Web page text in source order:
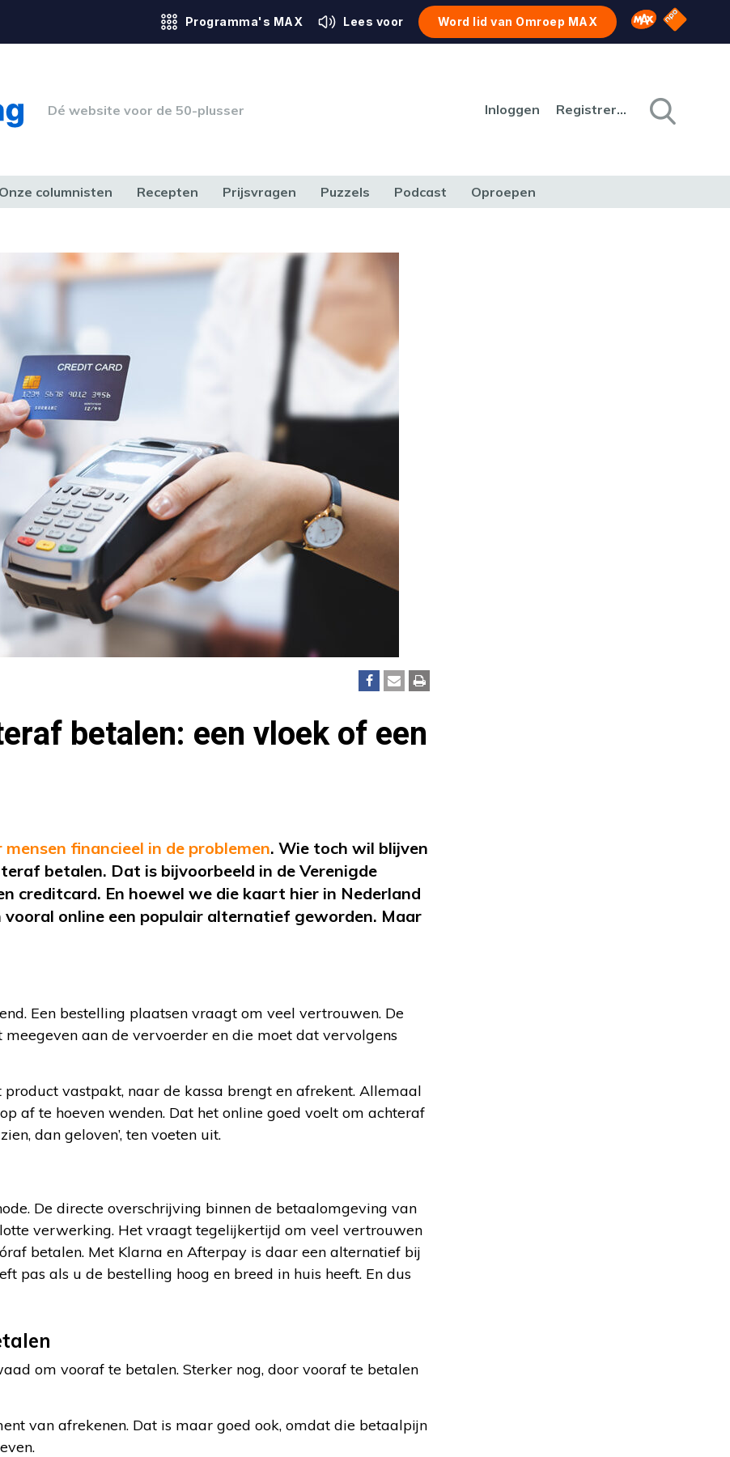
Programma's MAX Lees voor Word lid van Omroep MAX Omroep MAX
NPO
Dé website voor de 50-plusser Inloggen Registreren
Onze columnisten Recepten Prijsvragen Puzzels Podcast Oproepen
betalen: een vloek of een
mensen financieel in de problemen. Wie toch wil blijven
betalen. Dat is bijvoorbeeld in de Verenigde
creditcard. En hoewel we die kaart hier in Nederland
online een populair alternatief geworden. Maar
Een bestelling plaatsen vraagt om veel vertrouwen. De
aan de vervoerder en die moet dat vervolgens
vastpakt, naar de kassa brengt en afrekent. Allemaal
af te hoeven wenden. Dat het online goed voelt om achteraf
dan geloven’, ten voeten uit.
De directe overschrijving binnen de betaalomgeving van
verwerking. Het vraagt tegelijkertijd om veel vertrouwen
betalen. Met Klarna en Afterpay is daar een alternatief bij
pas als u de bestelling hoog en breed in huis heeft. En dus
om vooraf te betalen. Sterker nog, door vooraf te betalen
van afrekenen. Dat is maar goed ook, omdat die betaalpijn